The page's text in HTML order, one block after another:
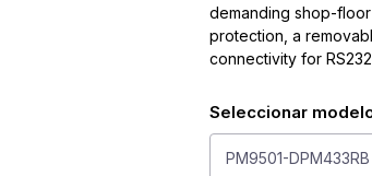
demanding shop-
protection, a
connectivity for
Seleccionar
PM9501-